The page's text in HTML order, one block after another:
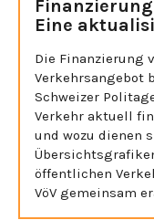
Eine
Die Finanzierung
Verkehrsangebot
Schweizer
Verkehr aktuell
und wozu dienen
öffentlichen
VöV gemeinsam